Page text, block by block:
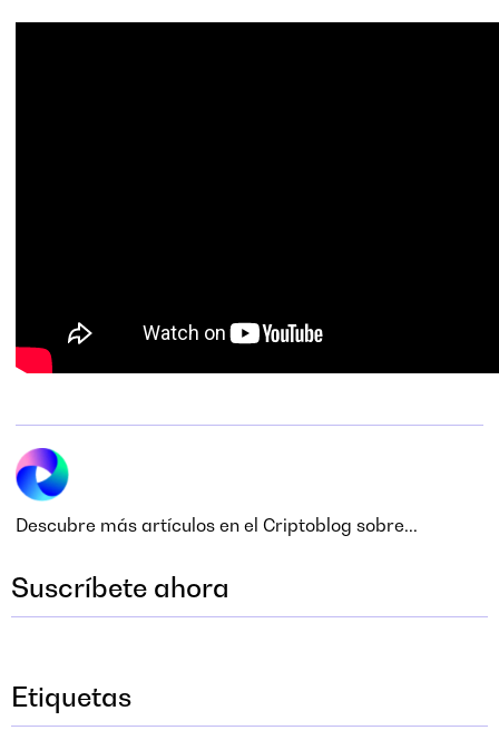
Descubre más artículos en el Criptoblog sobre...
Suscríbete ahora
Etiquetas